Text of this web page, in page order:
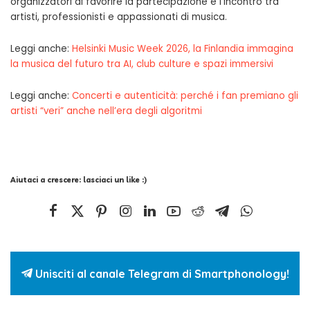
artisti, professionisti e appassionati di musica.
Leggi anche: Helsinki Music Week 2026, la Finlandia immagina
la musica del futuro tra AI, club culture e spazi immersivi
Leggi anche: Concerti e autenticità: perché i fan premiano gli
artisti “veri” anche nell’era degli algoritmi
Aiutaci a crescere: lasciaci un like :)
Unisciti al canale Telegram di Smartphonology!